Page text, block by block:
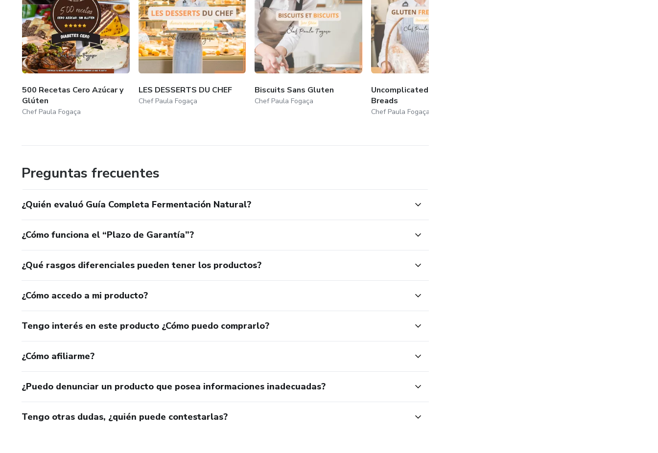
500 Recetas Cero Azúcar y
Glúten
Chef Paula Fogaça
LES DESSERTS DU CHEF
Chef Paula Fogaça
Biscuits Sans Gluten
Chef Paula Fogaça
Uncomplicated Gluten Free
Breads
Chef Paula Fogaça
Preguntas frecuentes
¿Quién evaluó Guía Completa Fermentación Natural?
¿Cómo funciona el “Plazo de Garantía”?
¿Qué rasgos diferenciales pueden tener los productos?
¿Cómo accedo a mi producto?
Tengo interés en este producto ¿Cómo puedo comprarlo?
¿Cómo afiliarme?
¿Puedo denunciar un producto que posea informaciones inadecuadas?
Tengo otras dudas, ¿quién puede contestarlas?